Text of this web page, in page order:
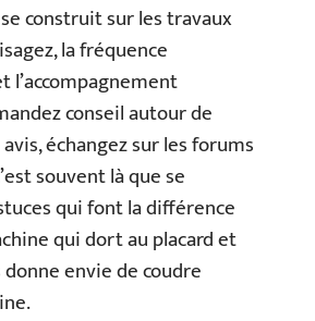
construit sur les travaux
la fréquence
l’accompagnement
conseil autour de
échangez sur les forums
souvent là que se
qui font la différence
qui dort au placard et
envie de coudre